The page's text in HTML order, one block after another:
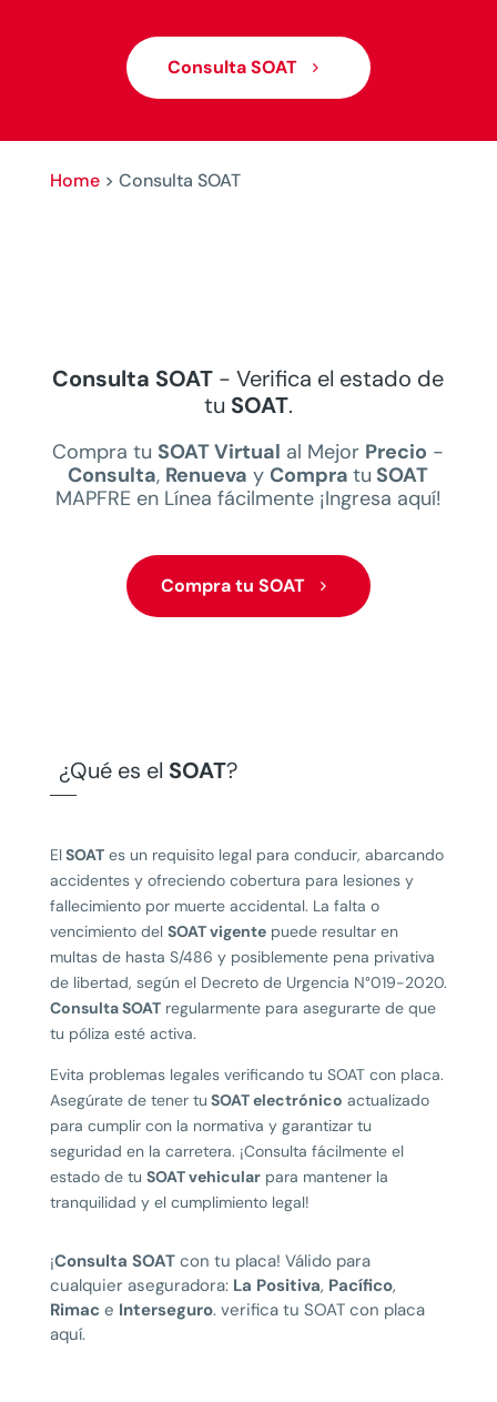
Consulta SOAT
Home> Consulta SOAT
Consulta SOAT - Verifica el estado de
tu SOAT.
Compra tu SOAT Virtual al Mejor Precio -
Consulta, Renueva yCompratu SOAT
MAPFRE en Línea fácilmente ¡Ingresa aquí!
Compra tu SOAT
¿Qué es el SOAT?
ElSOATes un requisito legal para conducir, abarcando
accidentes y ofreciendo cobertura para lesiones y
fallecimiento por muerte accidental. La falta o
vencimiento del SOAT vigentepuede resultar en
multas de hasta S/486 y posiblemente pena privativa
de libertad, según el Decreto de Urgencia N°019-2020.
Consulta SOATregularmente para asegurarte de que
tu póliza esté activa.
Evita problemas legales verificando tu SOAT con placa.
Asegúrate de tener tu SOAT electrónico actualizado
para cumplir con la normativa y garantizar tu
seguridad en la carretera. ¡Consulta fácilmente el
estado de tu SOAT vehicularpara mantener la
tranquilidad y el cumplimiento legal!
¡Consulta SOATcon tu placa! Válido para
cualquier aseguradora: La Positiva, Pacífico,
Rimace Interseguro. verifica tu SOATcon placa
aquí.